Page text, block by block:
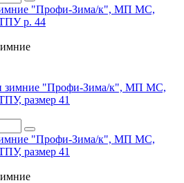
"Профи-Зима/к", МП МС,
р. 44
"Профи-Зима/к", МП МС,
размер 41